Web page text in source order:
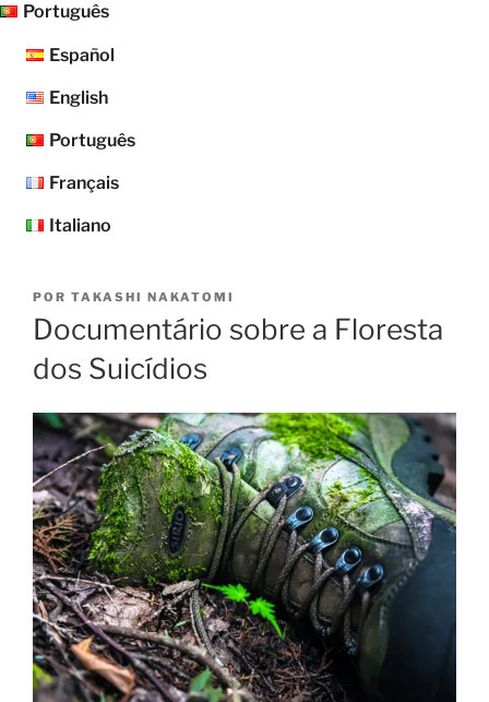
Português
Español
English
Português
Français
Italiano
POR TAKASHI NAKATOMI
Documentário sobre a Floresta
dos Suicídios